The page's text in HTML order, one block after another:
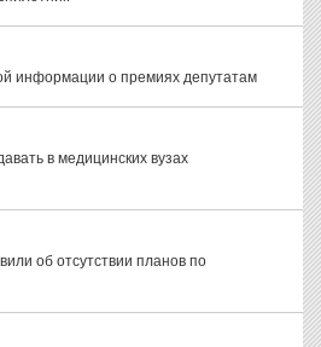
информации о премиях депутатам
в медицинских вузах
об отсутствии планов по